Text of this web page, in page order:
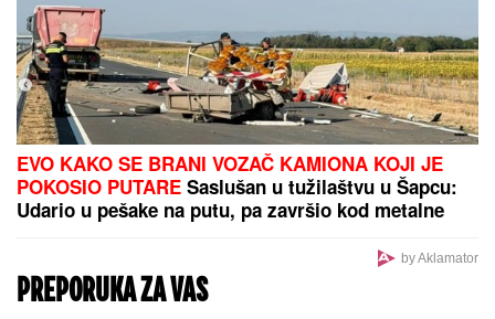
EVO KAKO SE BRANI VOZAČ KAMIONA KOJI JE
POKOSIO PUTARE Saslušan u tužilaštvu u Šapcu:
Udario u pešake na putu, pa završio kod metalne
by Aklamator
PREPORUKA ZA VAS